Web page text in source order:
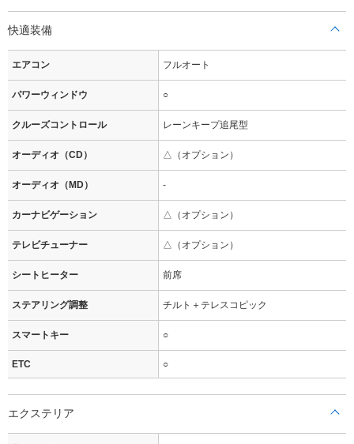
快適装備
エアコン フルオート
パワーウィンドウ ○
クルーズコントロール レーンキープ追尾型
オーディオ（CD） △（オプション）
オーディオ（MD） -
カーナビゲーション △（オプション）
テレビチューナー △（オプション）
シートヒーター 前席
ステアリング調整 チルト＋テレスコピック
スマートキー ○
ETC ○
エクステリア